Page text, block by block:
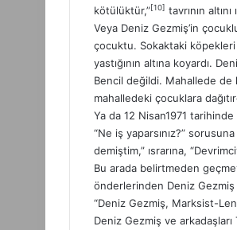
kötülüktür,”[10] tavrının
Veya Deniz Gezmiş’in
çocuktu. Sokaktaki köpekleri
yastığının altına koyardı.
Bencil değildi. Mahallede de
mahalledeki çocuklara
Ya da 12 Nisan1971 tarihinde
“Ne iş yaparsınız?”
demiştim,” ısrarına,
Bu arada belirtmeden
önderlerinden Deniz Gezmiş
“Deniz Gezmiş, Marksist-
Deniz Gezmiş ve